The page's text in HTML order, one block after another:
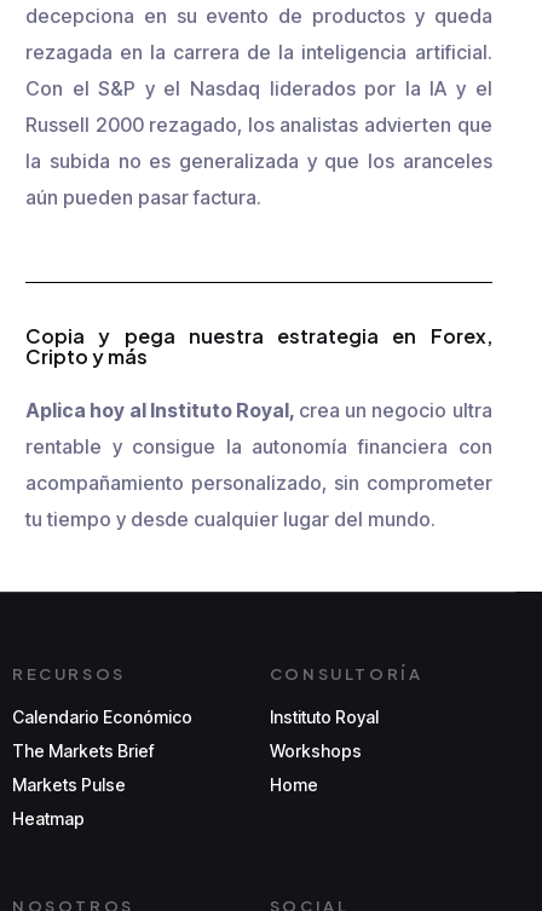
decepciona en su evento de productos y queda
rezagada en la carrera de la inteligencia artificial.
Con el S&P y el Nasdaq liderados por la IA y el
Russell 2000 rezagado, los analistas advierten que
la subida no es generalizada y que los aranceles
aún pueden pasar factura.
Copia y pega nuestra estrategia en Forex,
Cripto y más
Aplica hoy al Instituto Royal, crea un negocio ultra
rentable y consigue la autonomía financiera con
acompañamiento personalizado, sin comprometer
tu tiempo y desde cualquier lugar del mundo.
RECURSOS
Calendario Económico
The Markets Brief
Markets Pulse
Heatmap
CONSULTORÍA
Instituto Royal
Workshops
Home
NOSOTROS SOCIAL